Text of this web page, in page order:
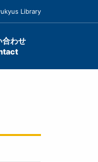
Library
合わせ